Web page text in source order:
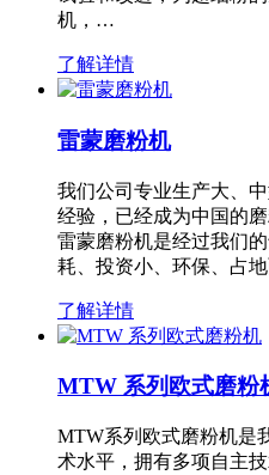
机，…
了解详情
雷蒙磨粉机
我们公司专业生产大、
经验，已经成为中国的
雷蒙磨粉机是经过我们
耗、投资小、环保、占
了解详情
MTW 系列欧式磨粉
MTW系列欧式磨粉机是
术水平，拥有多项自主